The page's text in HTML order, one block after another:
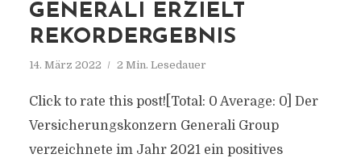
GENERALI ERZIELT
REKORDERGEBNIS
14. März 2022 2 Min. Lesedauer
Click to rate this post![Total: 0 Average: 0] Der
Versicherungskonzern Generali Group
verzeichnete im Jahr 2021 ein positives